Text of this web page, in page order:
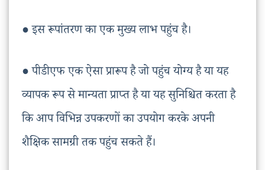
● इस रूपांतरण का एक मुख्य लाभ पहुंच है।
● पीडीएफ एक ऐसा प्रारूप है जो पहुंच योग्य है या यह
व्यापक रूप से मान्यता प्राप्त है या यह सुनिश्चित करता है
कि आप विभिन्न उपकरणों का उपयोग करके अपनी
शैक्षिक सामग्री तक पहुंच सकते हैं।